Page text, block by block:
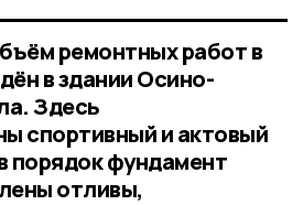
ремонтных работ в
в здании Осино-
Здесь
спортивный и актовый
порядок фундамент
отливы,